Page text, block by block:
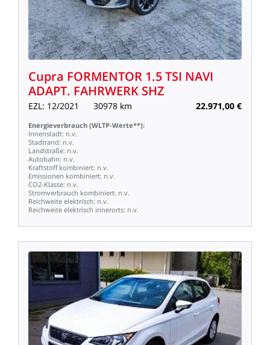
Cupra FORMENTOR 1.5TSI NAVI
ADAPT. FAHRWERK SHZ
EZL: 12/2021 30978 km 22.971,00 €
Energieverbrauch (WLTP-Werte**):
Innenstadt: n.v.
Stadtrand: n.v.
Landstraße: n.v.
Autobahn: n.v.
Kraftstoff kombiniert: n.v.
Emissionen kombiniert: n.v.
CO2-Klasse: n.v.
Stromverbrauch kombiniert: n.v.
Reichweite elektrisch: n.v.
Reichweite elektrisch innerorts: n.v.